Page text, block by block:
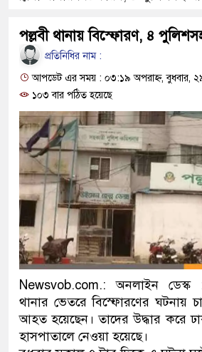
উদ্ধার
মাদক
২৮
যে
পল্লবী থানায় বিস্ফোরণ, ৪
প্রতিনিধির নাম :
আপডেট এর সময় : ০৩:১৯ অপরাহ্ন, বুধবার,
১০৩ বার পঠিত হয়েছে
Newsvob.com.: অনলাইন ডেস্ক
থানার ভেতরে বিস্ফোরণের ঘটনায়
আহত হয়েছেন। তাদের উদ্ধার করে
হাসপাতালে নেওয়া হয়েছে।